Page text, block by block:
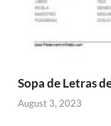
Sopa de Letras
August 3, 2023